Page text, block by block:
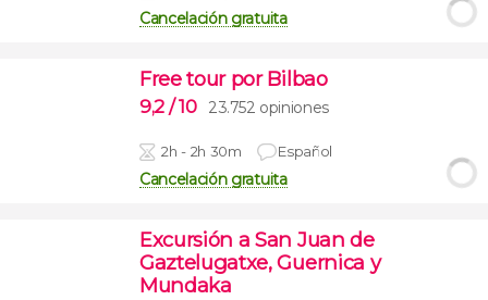
Cancelación gratuita
Free tour por Bilbao
9,2 / 10 23.752 opiniones
2h - 2h 30m Español
Cancelación gratuita
Excursión a San Juan de
Gaztelugatxe, Guernica y
Mundaka